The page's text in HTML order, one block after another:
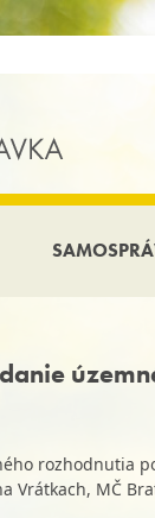
rozhodnutia
Vrátkach, MČ